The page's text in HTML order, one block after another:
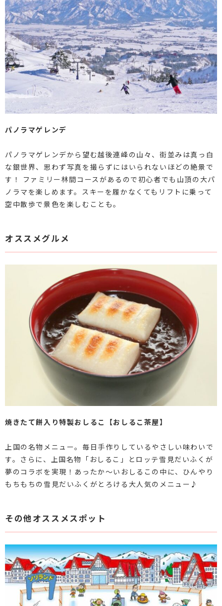
パノラマゲレンデ
パノラマゲレンデから望む越後連峰の山々、街並みは真っ白
な銀世界、思わず写真を撮らずにはいられないほどの絶景で
す！ ファミリー林間コースがあるので初心者でも山頂の大パ
ノラマを楽しめます。スキーを履かなくてもリフトに乗って
空中散歩で景色を楽しむことも。
オススメグルメ
焼きたて餅入り特製おしるこ【おしるこ茶屋】
上国の名物メニュー。毎日手作りしているやさしい味わいで
す。さらに、上国名物「おしるこ」とロッテ雪見だいふくが
夢のコラボを実現！あったか～いおしるこの中に、ひんやり
もちもちの雪見だいふくがとろける大人気のメニュー♪
その他オススメスポット